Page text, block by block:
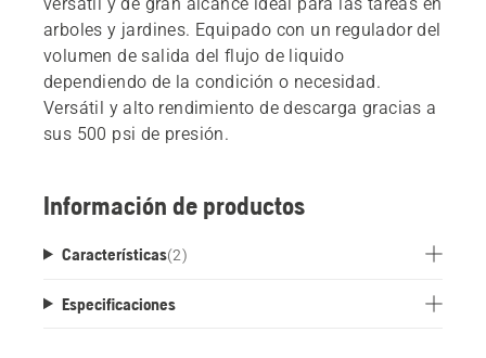
arboles y jardines. Equipado con un regulador del
volumen de salida del flujo de liquido
dependiendo de la condición o necesidad.
Versátil y alto rendimiento de descarga gracias a
sus 500 psi de presión.
Información de productos
Características(2)
Especificaciones